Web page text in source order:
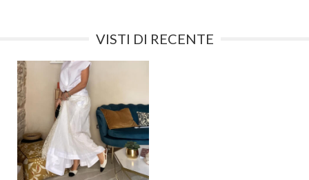
VISTI DI RECENTE